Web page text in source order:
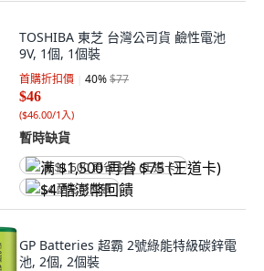
TOSHIBA 東芝 台灣公司貨 鹼性電池
9V, 1個, 1個裝
首購折扣價 40%$77
$46
($46.00/1入)
暫時缺貨
满 $1,500 再省 $75 (王道卡)
$4 酷澎幣回饋
GP Batteries 超霸 2號綠能特級碳鋅電
池, 2個, 2個裝